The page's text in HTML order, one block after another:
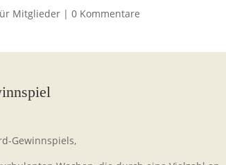
Mitglieder |0 Kommentare
Gewinnspiels,